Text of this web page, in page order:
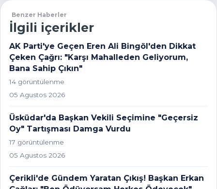
Benzer Haberler
İlgili içerikler
AK Parti'ye Geçen Eren Ali Bingöl'den Dikkat
Çeken Çağrı: "Karşı Mahalleden Geliyorum,
Bana Sahip Çıkın"
14 görüntülenme
05 Agustos 2026
Üsküdar'da Başkan Vekili Seçimine "Geçersiz
Oy" Tartışması Damga Vurdu
17 görüntülenme
05 Agustos 2026
Çerikli'de Gündem Yaratan Çıkış! Başkan Erkan